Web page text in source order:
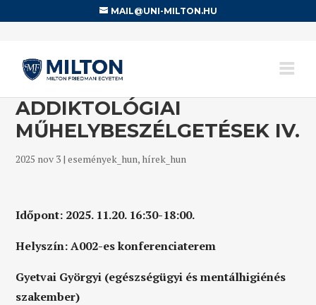
MAIL@UNI-MILTON.HU
ADDIKTOLÓGIAI
MŰHELYBESZÉLGETÉSEK IV.
2025 nov 3 |események_hun, hírek_hun
Időpont: 2025. 11.20. 16:30-18:00.
Helyszín: A002-es konferenciaterem
Gyetvai Györgyi (egészségügyi és mentálhigiénés
szakember)